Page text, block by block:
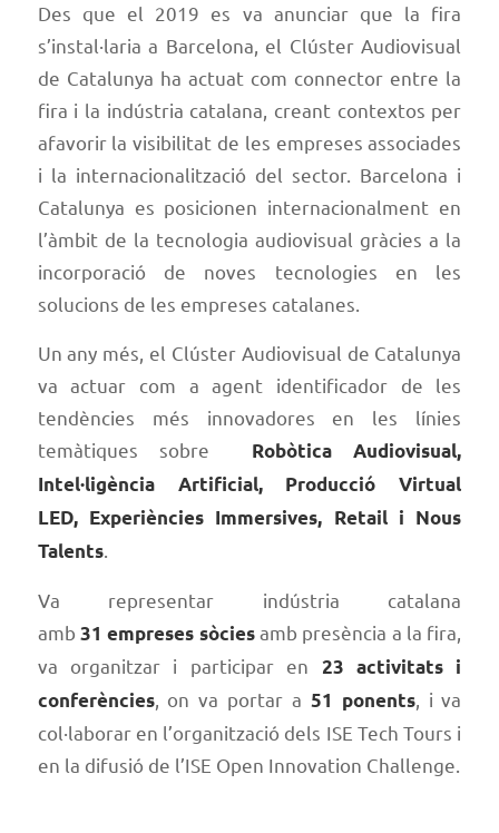
Des que el 2019 es va anunciar que la fira
s’instal·laria a Barcelona, el Clúster Audiovisual
de Catalunya ha actuat com connector entre la
fira i la indústria catalana, creant contextos per
afavorir la visibilitat de les empreses associades
i la internacionalització del sector. Barcelona i
Catalunya es posicionen internacionalment en
l’àmbit de la tecnologia audiovisual gràcies a la
incorporació de noves tecnologies en les
solucions de les empreses catalanes.
Un any més, el Clúster Audiovisual de Catalunya
va actuar com a agent identificador de les
tendències més innovadores en les línies
temàtiques sobre Robòtica Audiovisual,
Intel·ligència Artificial, Producció Virtual
LED, Experiències Immersives, Retail i Nous
Talents.
Va representar indústria catalana
amb 31 empreses sòciesamb presència a la fira,
va organitzar i participar en 23 activitats i
conferències, on va portar a 51 ponents, i va
col·laborar en l’organització dels ISE Tech Tours i
en la difusió de l’ISE Open Innovation Challenge.